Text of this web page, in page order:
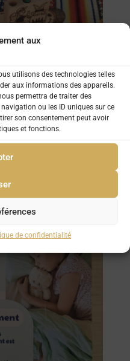
aux
utilisons des technologies telles
aux informations des appareils.
permettra de traiter des
ou les ID uniques sur ce
son consentement peut avoir
et fonctions.
de confidentialité